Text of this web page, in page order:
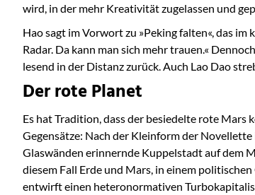
wird, in der mehr Kreativität zugelassen und
Hao sagt im Vorwort zu »Peking falten«, das
Radar. Da kann man sich mehr trauen.«
lesend in der Distanz zurück. Auch Lao Dao
Der rote Planet
Es hat Tradition, dass der besiedelte rote
Gegensätze: Nach der Kleinform der
Glaswänden erinnernde Kuppelstadt auf dem
diesem Fall Erde und Mars, in einem
entwirft einen heteronormativen